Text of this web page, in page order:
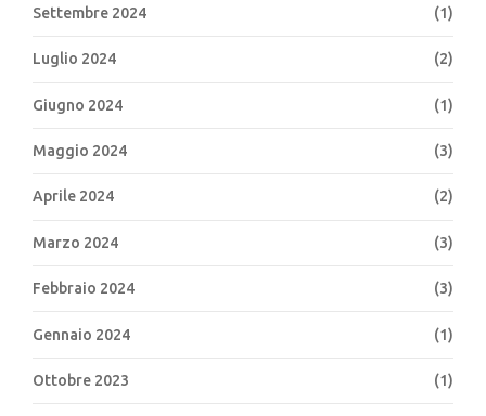
Settembre 2024 (1)
Luglio 2024 (2)
Giugno 2024 (1)
Maggio 2024 (3)
Aprile 2024 (2)
Marzo 2024 (3)
Febbraio 2024 (3)
Gennaio 2024 (1)
Ottobre 2023 (1)